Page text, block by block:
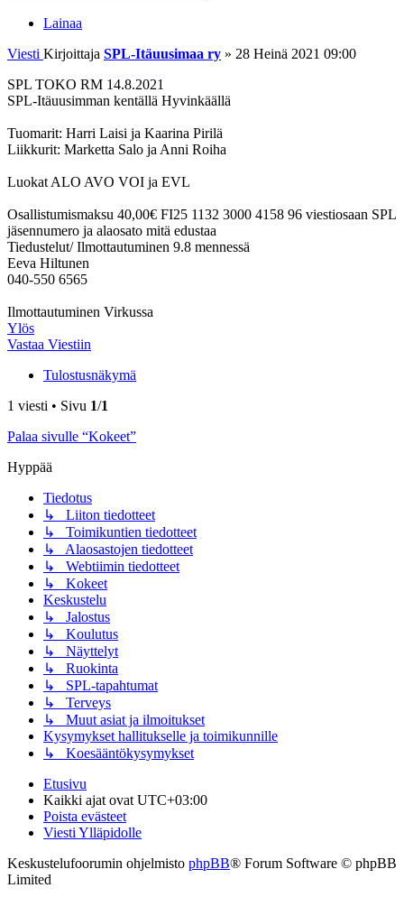
Lainaa
Viesti Kirjoittaja SPL-Itäuusimaa ry » 28 Heinä 2021 09:00
SPL TOKO RM 14.8.2021
SPL-Itäuusimman kentällä Hyvinkäällä
Tuomarit: Harri Laisi ja Kaarina Pirilä
Liikkurit: Marketta Salo ja Anni Roiha
Luokat ALO AVO VOI ja EVL
Osallistumismaksu 40,00€ FI25 1132 3000 4158 96 viestiosaan SPL
jäsennumero ja alaosato mitä edustaa
Tiedustelut/ Ilmottautuminen 9.8 mennessä
Eeva Hiltunen
040-550 6565
Ilmottautuminen Virkussa
Ylös
Vastaa Viestiin
Tulostusnäkymä
1 viesti • Sivu 1/1
Palaa sivulle “Kokeet”
Hyppää
Tiedotus
↳ Liiton tiedotteet
↳ Toimikuntien tiedotteet
↳ Alaosastojen tiedotteet
↳ Webtiimin tiedotteet
↳ Kokeet
Keskustelu
↳ Jalostus
↳ Koulutus
↳ Näyttelyt
↳ Ruokinta
↳ SPL-tapahtumat
↳ Terveys
↳ Muut asiat ja ilmoitukset
Kysymykset hallitukselle ja toimikunnille
↳ Koesääntökysymykset
Etusivu
Kaikki ajat ovat UTC+03:00
Poista evästeet
Viesti Ylläpidolle
Keskustelufoorumin ohjelmisto phpBB® Forum Software © phpBB
Limited